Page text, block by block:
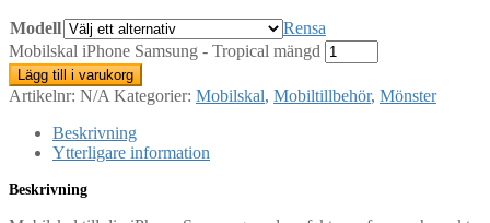
Modell
Rensa
Mobilskal iPhone Samsung - Tropical mängd
Lägg till i varukorg
Artikelnr: N/A Kategorier: Mobilskal, Mobiltillbehör, Mönster
Beskrivning
Ytterligare information
Beskrivning